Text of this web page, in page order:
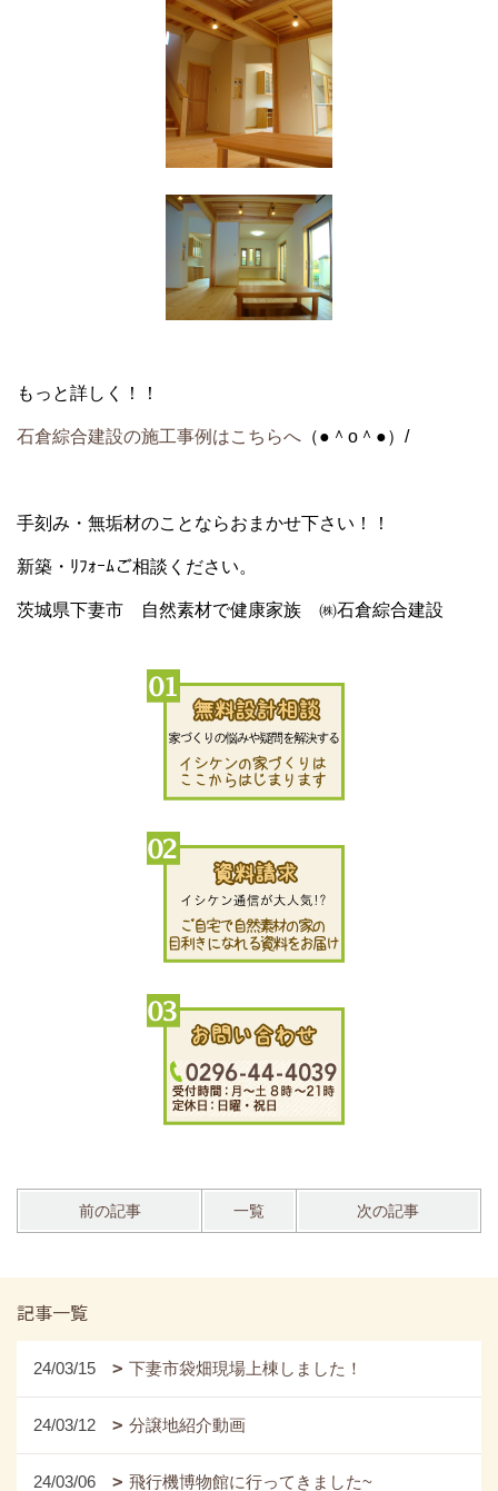
もっと詳しく！！
石倉綜合建設の施工事例はこちらへ （●＾o＾●）/
手刻み・無垢材のことならおまかせ下さい！！
新築・ﾘﾌｫｰﾑご相談ください。
茨城県下妻市 自然素材で健康家族 ㈱石倉綜合建設
前の記事 一覧 次の記事
記事一覧
24/03/15 下妻市袋畑現場上棟しました！
24/03/12 分譲地紹介動画
24/03/06 飛行機博物館に行ってきました~